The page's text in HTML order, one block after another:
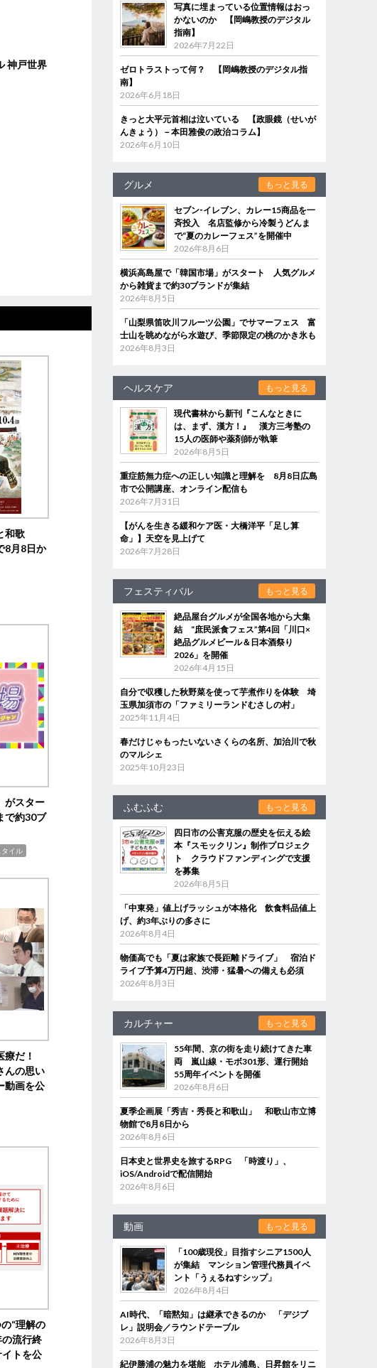
神戸世界
和歌
8月8日か
がスター
で約30ブ
タイル
療だ！
んの思い
動画を公
“理解の
流行終
トを公
写真に埋まっている位置情報はおっ
かないのか 【岡嶋教授のデジタル
指南】
2026年7月22日
ゼロトラストって何？ 【岡嶋教授のデジタル指
南】
2026年6月18日
きっと大平元首相は泣いている 【政眼鏡（せいが
んきょう）－本田雅俊の政治コラム】
2026年6月10日
グルメ もっと見る
セブン‐イレブン、カレー15商品を一
斉投入 名店監修から冷製うどんま
で“夏のカレーフェス”を開催中
2026年8月6日
横浜高島屋で「韓国市場」がスタート 人気グルメ
から雑貨まで約30ブランドが集結
2026年8月5日
「山梨県笛吹川フルーツ公園」でサマーフェス 富
士山を眺めながら水遊び、季節限定の桃のかき氷も
2026年8月3日
ヘルスケア もっと見る
現代書林から新刊『こんなときに
は、まず、漢方！』 漢方三考塾の
15人の医師や薬剤師が執筆
2026年8月5日
重症筋無力症への正しい知識と理解を 8月8日広島
市で公開講座、オンライン配信も
2026年7月31日
【がんを生きる緩和ケア医・大橋洋平「足し算
命」】天空を見上げて
2026年7月28日
フェスティバル もっと見る
絶品屋台グルメが全国各地から大集
結 “庶民派食フェス”第4回「川口×
絶品グルメビール＆日本酒祭り
2026」を開催
2026年4月15日
自分で収穫した秋野菜を使って芋煮作りを体験 埼
玉県加須市の「ファミリーランドむさしの村」
2025年11月4日
春だけじゃもったいないさくらの名所、加治川で秋
のマルシェ
2025年10月23日
ふむふむ もっと見る
四日市の公害克服の歴史を伝える絵
本『スモックリン』制作プロジェク
ト クラウドファンディングで支援
を募集
2026年8月5日
「中東発」値上げラッシュが本格化 飲食料品値上
げ、約3年ぶりの多さに
2026年8月4日
物価高でも「夏は家族で長距離ドライブ」 宿泊ド
ライブ予算4万円超、渋滞・猛暑への備えも必須
2026年8月3日
カルチャー もっと見る
55年間、京の街を走り続けてきた車
両 嵐山線・モボ301形、運行開始
55周年イベントを開催
2026年8月6日
夏季企画展「秀吉・秀長と和歌山」 和歌山市立博
物館で8月8日から
2026年8月6日
日本史と世界史を旅するRPG 「時渡り」、
iOS/Androidで配信開始
2026年8月6日
動画 もっと見る
「100歳現役」目指すシニア1500人
が集結 マンション管理代務員イベ
ント「うぇるねすシップ」
2026年8月4日
AI時代、「暗黙知」は継承できるのか 「デジブ
レ」説明会／ラウンドテーブル
2026年8月3日
紀伊勝浦の魅力を堪能 ホテル浦島、日昇館をリニ